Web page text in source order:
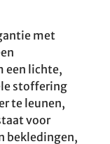
met
een lichte,
stoffering
te leunen,
voor
bekledingen,